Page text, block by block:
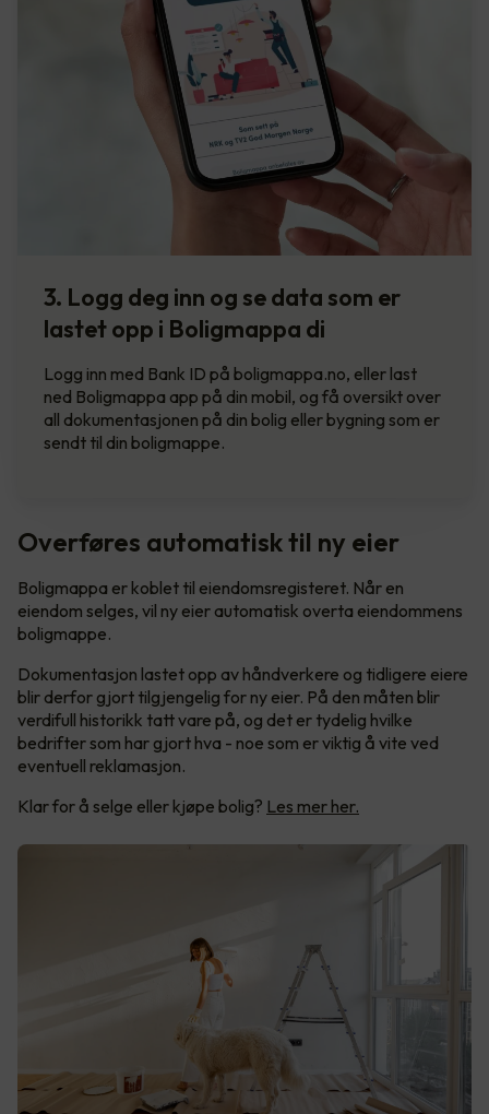
3. Logg deg inn og se data som er
lastet opp i Boligmappa di
Logg inn med Bank ID på boligmappa.no, eller last
ned Boligmappa app på din mobil, og få oversikt over
all dokumentasjonen på din bolig eller bygning som er
sendt til din boligmappe.
Overføres automatisk til ny eier
Boligmappa er koblet til eiendomsregisteret. Når en
eiendom selges, vil ny eier automatisk overta eiendommens
boligmappe.
Dokumentasjon lastet opp av håndverkere og tidligere eiere
blir derfor gjort tilgjengelig for ny eier. På den måten blir
verdifull historikk tatt vare på, og det er tydelig hvilke
bedrifter som har gjort hva - noe som er viktig å vite ved
eventuell reklamasjon.
Klar for å selge eller kjøpe bolig? Les mer her.